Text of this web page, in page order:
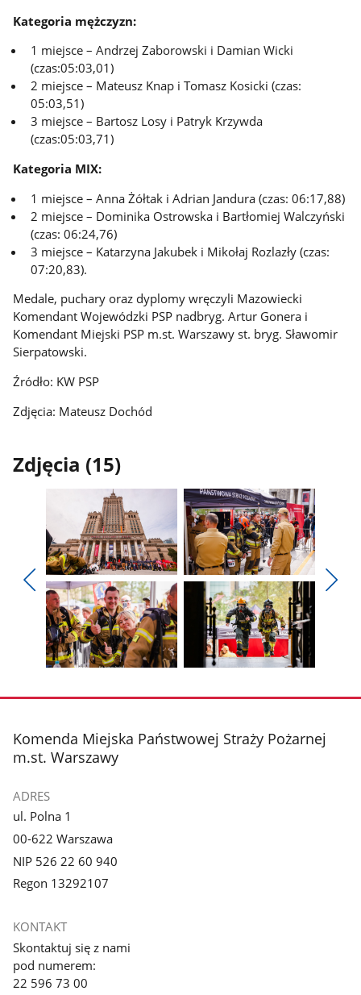
Kategoria mężczyzn:
1 miejsce – Andrzej Zaborowski i Damian Wicki
(czas:05:03,01)
2 miejsce – Mateusz Knap i Tomasz Kosicki (czas:
05:03,51)
3 miejsce – Bartosz Losy i Patryk Krzywda
(czas:05:03,71)
Kategoria MIX:
1 miejsce – Anna Żółtak i Adrian Jandura (czas: 06:17,88)
2 miejsce – Dominika Ostrowska i Bartłomiej Walczyński
(czas: 06:24,76)
3 miejsce – Katarzyna Jakubek i Mikołaj Rozlazły (czas:
07:20,83).
Medale, puchary oraz dyplomy wręczyli Mazowiecki
Komendant Wojewódzki PSP nadbryg. Artur Gonera i
Komendant Miejski PSP m.st. Warszawy st. bryg. Sławomir
Sierpatowski.
Źródło: KW PSP
Zdjęcia: Mateusz Dochód
Zdjęcia (15)
Pokaż
poprzednie
zdjęcia
Pokaż
zdjęcie
1
z
galerii.
Pokaż
zdjęcie
galerii.
zdjęcie
galerii.
zdjęcie
galerii.
stopka
Komenda Miejska Państwowej Straży Pożarnej
m.st. Warszawy
ADRES
ul. Polna 1
00-622 Warszawa
NIP 526 22 60 940
Regon 13292107
KONTAKT
Skontaktuj się z nami
pod numerem:
22 596 73 00